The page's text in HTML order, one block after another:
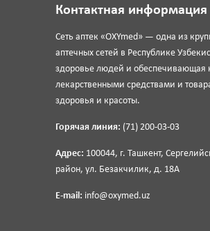
Контактная информация
Сеть аптек «OXYmed» — одна из
аптечных сетей в Республике
здоровье людей и обеспечивающая
лекарственными средствами и
здоровья и красоты.
Горячая линия: (71) 200-03-03
Адрес: 100044, г. Ташкент,
район, ул. Безакчилик, д. 18А
E-mail: info@oxymed.uz